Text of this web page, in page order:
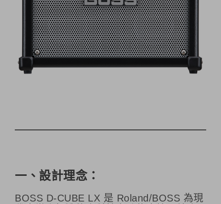
一、設計理念：
BOSS D-CUBE LX 是 Roland/BOSS 為現